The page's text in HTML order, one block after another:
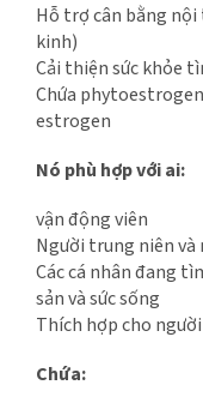
Hỗ trợ cân bằng
kinh)
Cải thiện sức khỏe
Chứa
estrogen
Nó phù hợp với ai:
vận động viên
Người trung niên và
Các cá nhân đang
sản và sức sống
Thích hợp cho
Chứa: